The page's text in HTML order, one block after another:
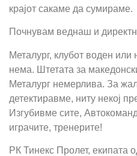
крајот сакаме да сумираме.
Почнувам веднаш и
Металург, клубот воден
нема. Штетата за
Металург немерлива. За
детектиравме, ниту некој
Изгубивме сите,
играчите, тренерите!
РК Тинекс Пролет, екипата